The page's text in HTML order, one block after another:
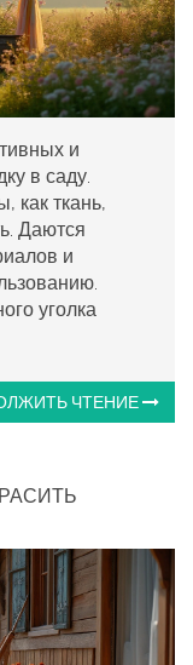
и
в саду.
как ткань,
Даются
и
уголка
ЧТЕНИЕ